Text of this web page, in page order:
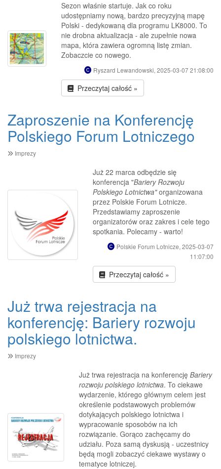
Sezon właśnie startuje. Jak co roku
udostępniamy nową, bardzo precyzyjną mapę
Polski - dedykowaną dla programu LK8000. To
nie drobna aktualizacja - ale zupełnie nowa
mapa, która zawiera ogromną listę zmian.
Zobaczcie co nowego.
Ryszard Lewandowski, 2025-03-07 21:08:00
Przeczytaj całość »
Zaproszenie na Konferencję
Polskiego Forum Lotniczego
Imprezy
Już 22 marca odbędzie się
konferencja "Bariery Rozwoju
Polskiego Lotnictwa"organizowana
przez Polskie Forum Lotnicze.
Przedstawiamy zaproszenie
organizatorów oraz zakres i cele tego
spotkania. Polecamy - warto!
Polskie Forum Lotnicze, 2025-03-07
11:07:00
Przeczytaj całość »
Już trwa rejestracja na
konferencję: Bariery rozwoju
polskiego lotnictwa.
Imprezy
Już trwa rejestracja na konferencjęBariery
rozwoju polskiego lotnictwa. To ciekawe
wydarzenie, którego głównym celem jest
określenie podstawowych problemów
dotykających polskiego lotnictwa i
wypracowanie sposobów na ich
rozwiązanie. Gorąco zachęcamy do
udziału. Poza samą dyskusją - uczestnicy
będą mogli zobaczyć ciekawe wystawy o
tematyce lotniczej.